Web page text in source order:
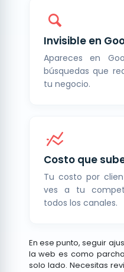
Invisible en
Apareces en
búsquedas que
tu negocio.
Costo que
Tu costo por
ves a tu
todos los canales.
En ese punto, seguir
la web es como
solo lado. Necesitas